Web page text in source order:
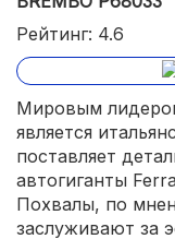
Рейтинг: 4.6
Мировым
является
поставляет
автогиганты
Похвалы, по
заслуживают за